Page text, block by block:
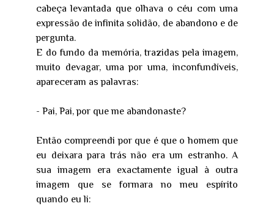
cabeça levantada que olhava o céu com uma
expressão de infinita solidão, de abandono e de
pergunta.
E do fundo da memória, trazidas pela imagem,
muito devagar, uma por uma, inconfundíveis,
apareceram as palavras:
- Pai, Pai, por que me abandonaste?
Então compreendi por que é que o homem que
eu deixara para trás não era um estranho. A
sua imagem era exactamente igual à outra
imagem que se formara no meu espírito
quando eu li: